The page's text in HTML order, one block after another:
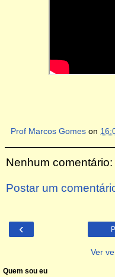
Prof Marcos Gomes on
Nenhum comentário:
Postar um
‹
Ver
Quem sou eu